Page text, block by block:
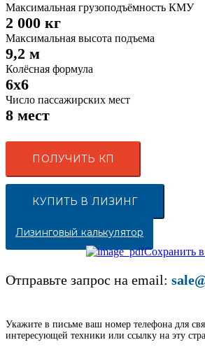
Максимальная грузоподъёмность КМУ
2 000 кг
Максимальная высота подъема
9,2 м
Колёсная формула
6x6
Число пассажирских мест
8 мест
ПОЛУЧИТЬ КП
КУПИТЬ В ЛИЗИНГ
Лизинговый калькулятор
Сохранить
Отправьте запрос на email:
Укажите в письме ваш номер телефона для
интересующей техники или ссылку на эту